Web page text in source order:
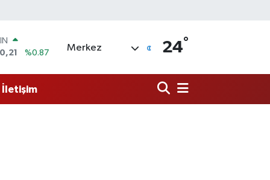
%0.18
Merkez 24°
İletişim